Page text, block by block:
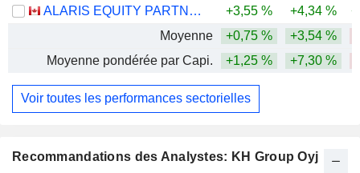
Recommandations des Analystes: KH Group Oyj
ALARIS EQUITY PARTNERS INCOME TRUST
+3,55 % +4,34 %
Moyenne
+0,75 % +3,54 %
Moyenne pondérée par Capi.
+1,25 % +7,30 %
Voir toutes les performances sectorielles